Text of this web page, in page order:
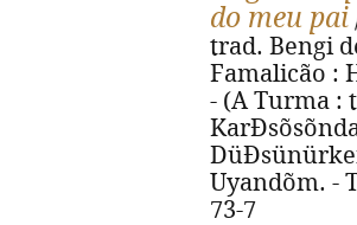
do meu pai
trad. Bengi
Famalicão :
- (A Turma :
Uyandõm. -
73-7